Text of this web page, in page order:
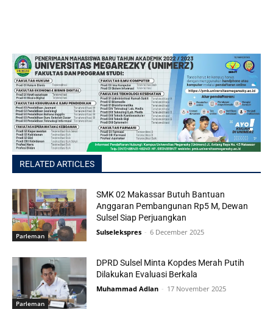
RELATED ARTICLES
Parleman
SMK 02 Makassar Butuh Bantuan
Anggaran Pembangunan Rp5 M, Dewan
Sulsel Siap Perjuangkan
Sulselekspres - 6 December 2025
Parleman
DPRD Sulsel Minta Kopdes Merah Putih
Dilakukan Evaluasi Berkala
Muhammad Adlan - 17 November 2025